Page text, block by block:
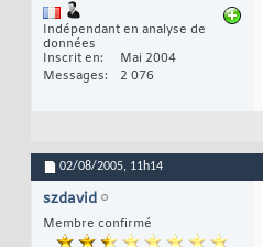
Indépendant en analyse de
données
Inscrit en
Mai 2004
Messages
2 076
02/08/2005, 11h14
szdavid
Membre confirmé